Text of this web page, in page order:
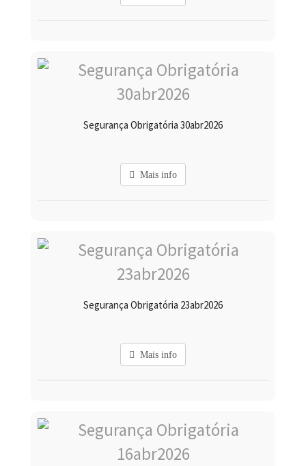
Segurança Obrigatória 30abr2026
Mais info
Segurança Obrigatória 23abr2026
Mais info